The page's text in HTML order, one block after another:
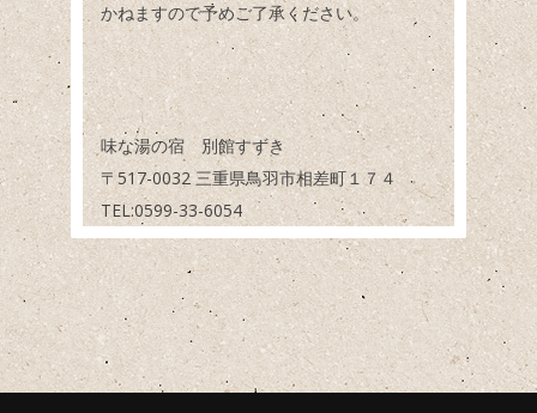
かねますので予めご了承ください。
味な湯の宿 別館すずき
〒517-0032 三重県鳥羽市相差町１７４
TEL:0599-33-6054